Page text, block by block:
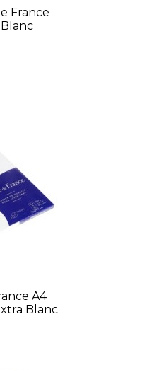
France
A4
Blanc